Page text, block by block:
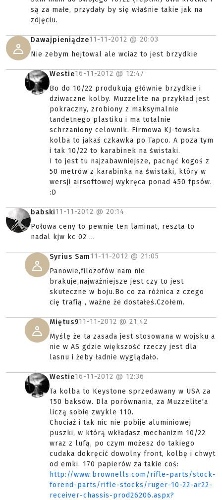
są za małe, przydały by się właśnie takie jak na
zdjęciu.
Dawajpieniądze11-11-2012 @ 20:03
Nie zebym hejtowal ale wciaz to jest brzydkie
Westie16-11-2012 @ 12:47
Bo do 10/22 produkują głównie brzydkie i
dziwaczne kolby. Muzzelite na przykład jest
pokraczny, zrobiony z maksymalnie
tandetnego plastiku i ma totalnie
schrzaniony celownik. Firmowa KJ-towska
kolba to jakaś czkawka po Tapco. A poza tym
i tak 10/22 to karabinek na świstaki.
I to jest tu najzabawniejsze, pacnąć kogoś z
50 metrów z karabinka na świstaki, który w
wersji airsoftowej wykręca ponad 450 fpsów.
:D
babski11-11-2012 @ 20:14
Połowa ceny to pewnie ten laminat, reszta to
nadal kjw kc 02 ...
Syrius Sam11-11-2012 @ 21:05
Panowie,filozofów nam nie
brakuje,najważniejsze jest czy to jest
skuteczne w boju.Bo co za różnica z czego
cię trafią , ważne że dostałeś.Czołem.
Miętus911-11-2012 @ 21:42
Myślę że ta zasada jest stosowana w wojsku a
nie w AS gdzie większość rzeczy jest dla
lasnu i żeby ładnie wyglądało.
Westie16-11-2012 @ 12:36
Ta kolba to Keystone sprzedawany w USA za
150 baksów. Dla porównania, za Muzzelite'a
liczą sobie zwykle 110.
Chociaż i tak nic nie pobije aluminiowej
puszki, w którą wkładasz mechanizm 10/22
wraz z lufą, po czym możesz do takiego
cudaka dokręcić dowolny front, kolbę i chwyt
od emki. 170 papierów za takie coś:
http://www.brownells.com/rifle-parts/stock-
forend-parts/rifle-stocks/ruger-10-22-ar22-
receiver-chassis-prod26206.aspx?